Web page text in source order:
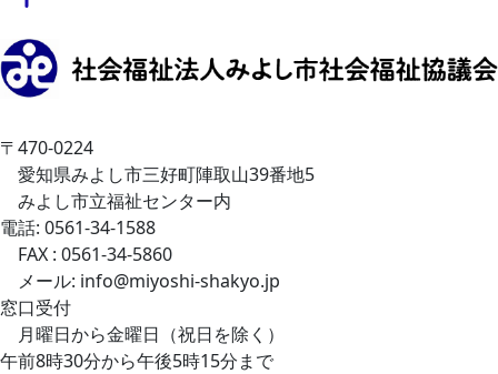
〒470-0224
愛知県みよし市三好町陣取山39番地5
みよし市立福祉センター内
電話: 0561-34-1588
FAX : 0561-34-5860
メール: info@miyoshi-shakyo.jp
窓口受付
月曜日から金曜日（祝日を除く）
午前8時30分から午後5時15分まで